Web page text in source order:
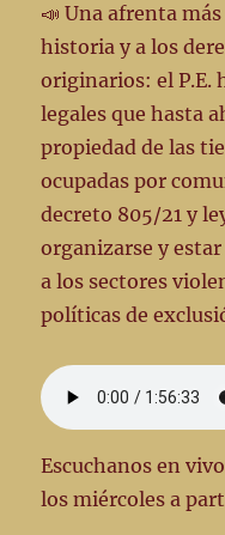
📣 Una afrenta
historia y a los
originarios: el P.E.
legales que hasta
propiedad de las
ocupadas por
decreto 805/21 y
organizarse y
a los sectores
políticas de
Escuchanos en
los miércoles a